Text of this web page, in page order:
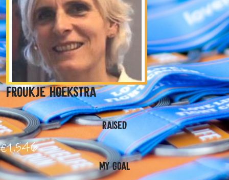
Froukje Hoekstra
Raised
€1.546
My Goal